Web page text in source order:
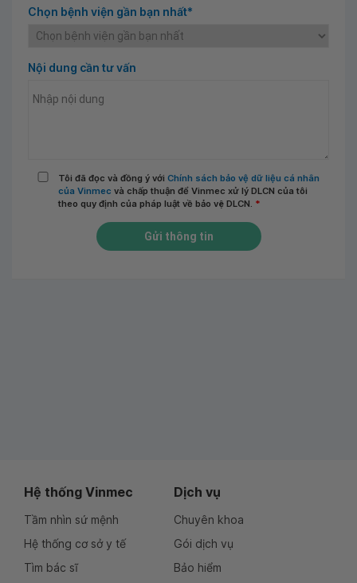
Chọn bệnh viện gần bạn nhất*
Nội dung cần tư vấn
Tôi đã đọc và đồng ý với Chính sách bảo vệ dữ liệu cá nhân
của Vinmec và chấp thuận để Vinmec xử lý DLCN của tôi
theo quy định của pháp luật về bảo vệ DLCN. *
Gửi thông tin
Hệ thống Vinmec
Tầm nhìn sứ mệnh
Hệ thống cơ sở y tế
Tìm bác sĩ
Dịch vụ
Chuyên khoa
Gói dịch vụ
Bảo hiểm